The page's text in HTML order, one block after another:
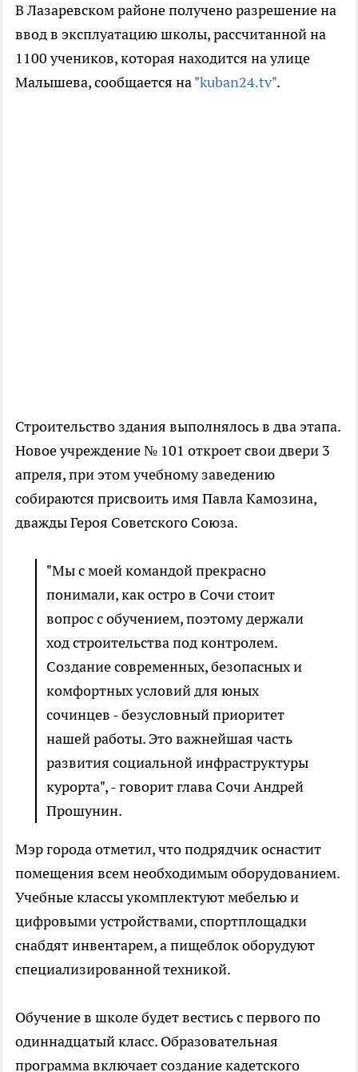
В Лазаревском районе получено разрешение на
ввод в эксплуатацию школы, рассчитанной на
1100 учеников, которая находится на улице
Малышева, сообщается на"kuban24.tv".
Строительство здания выполнялось в два этапа.
Новое учреждение № 101 откроет свои двери 3
апреля, при этом учебному заведению
собираются присвоить имя Павла Камозина,
дважды Героя Советского Союза.
"Мы с моей командой прекрасно
понимали, как остро в Сочи стоит
вопрос с обучением, поэтому держали
ход строительства под контролем.
Создание современных, безопасных и
комфортных условий для юных
сочинцев - безусловный приоритет
нашей работы. Это важнейшая часть
развития социальной инфраструктуры
курорта", - говорит глава Сочи Андрей
Прошунин.
Мэр города отметил, что подрядчик оснастит
помещения всем необходимым оборудованием.
Учебные классы укомплектуют мебелью и
цифровыми устройствами, спортплощадки
снабдят инвентарем, а пищеблок оборудуют
специализированной техникой.
Обучение в школе будет вестись с первого по
одиннадцатый класс. Образовательная
программа включает создание кадетского